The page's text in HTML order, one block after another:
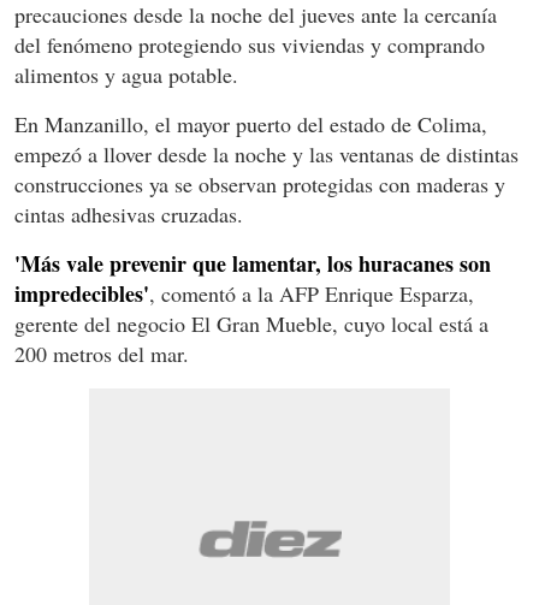
precauciones desde la noche del jueves ante la cercanía
del fenómeno protegiendo sus viviendas y comprando
alimentos y agua potable.
En Manzanillo, el mayor puerto del estado de Colima,
empezó a llover desde la noche y las ventanas de distintas
construcciones ya se observan protegidas con maderas y
cintas adhesivas cruzadas.
'Más vale prevenir que lamentar, los huracanes son
impredecibles', comentó a la AFP Enrique Esparza,
gerente del negocio El Gran Mueble, cuyo local está a
200 metros del mar.